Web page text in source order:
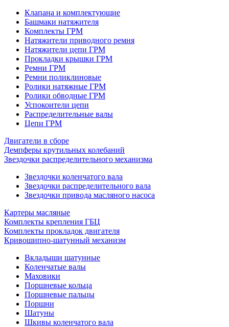
Клапана и комплектующие
Башмаки натяжителя
Комплекты ГРМ
Натяжители приводного ремня
Натяжители цепи ГРМ
Прокладки крышки ГРМ
Ремни ГРМ
Ремни поликлиновые
Ролики натяжные ГРМ
Ролики обводные ГРМ
Успокоители цепи
Распределительные валы
Цепи ГРМ
Двигатели в сборе
Демпферы крутильных колебаний
Звездочки распределительного механизма
Звездочки коленчатого вала
Звездочки распределительного вала
Звездочки привода масляного насоса
Картеры масляные
Комплекты крепления ГБЦ
Комплекты прокладок двигателя
Кривошипно-шатунный механизм
Вкладыши шатунные
Коленчатые валы
Маховики
Поршневые кольца
Поршневые пальцы
Поршни
Шатуны
Шкивы коленчатого вала